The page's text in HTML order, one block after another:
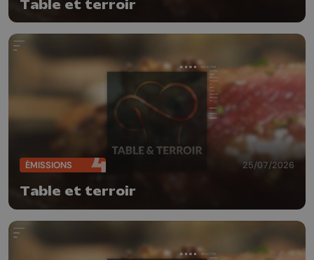
Table et terroir
ÉMISSIONS 25/07/2026
Table et terroir